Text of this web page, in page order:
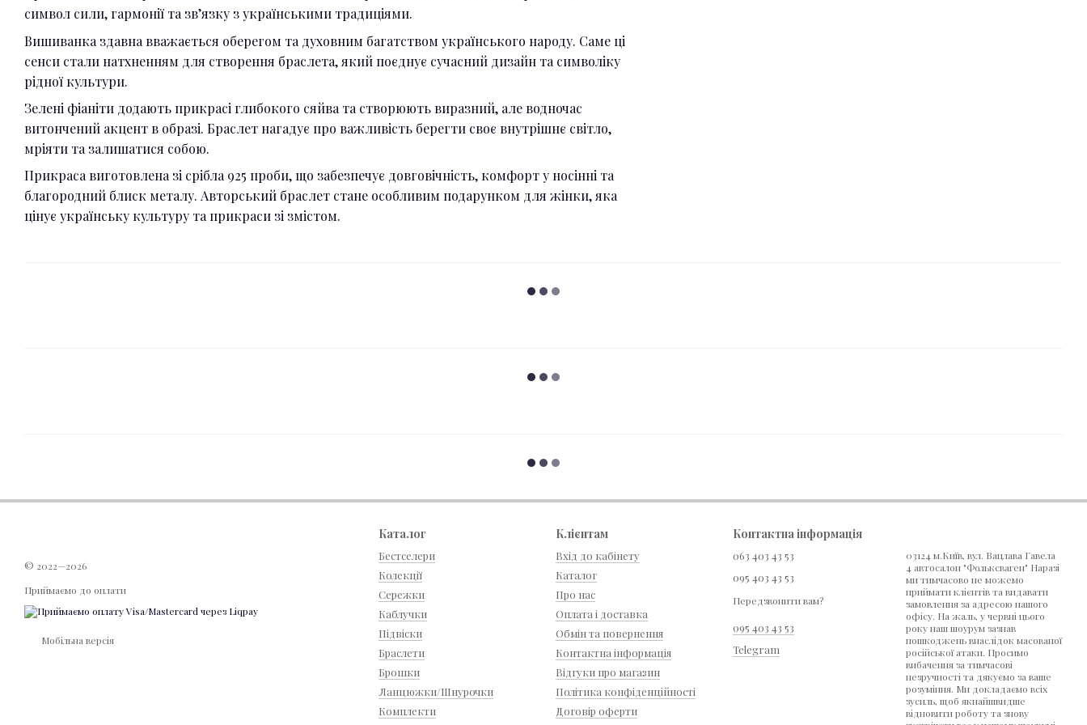
символ сили, гармонії та зв’язку з українськими традиціями.
Вишиванка здавна вважається оберегом та духовним багатством українського народу. Саме ці
сенси стали натхненням для створення браслета, який поєднує сучасний дизайн та символіку
рідної культури.
Зелені фіаніти додають прикрасі глибокого сяйва та створюють виразний, але водночас
витончений акцент в образі. Браслет нагадує про важливість берегти своє внутрішнє світло,
мріяти та залишатися собою.
Прикраса виготовлена зі срібла 925 проби, що забезпечує довговічність, комфорт у носінні та
благородний блиск металу. Авторський браслет стане особливим подарунком для жінки, яка
цінує українську культуру та прикраси зі змістом.
© 2022—2026
Приймаємо до оплати
Мобільна версія
Каталог
Бестселери
Колекції
Сережки
Каблучки
Підвіски
Браслети
Брошки
Ланцюжки/Шнурочки
Комплекти
Клієнтам
Вхід до кабінету
Каталог
Про нас
Оплата і доставка
Обмін та повернення
Контактна інформація
Відгуки про магазин
Політика конфіденційності
Договір оферти
Контактна інформація
063 403 43 53
095 403 43 53
Передзвонити вам?
095 403 43 53
Telegram
03124 м.Київ, вул. Вацлава Гавела
4 автосалон "Фольксваген" Наразі
ми тимчасово не можемо
приймати клієнтів та видавати
замовлення за адресою нашого
офісу. На жаль, у червні цього
року наш шоурум зазнав
пошкоджень внаслідок масованої
російської атаки. Просимо
вибачення за тимчасові
незручності та дякуємо за ваше
розуміння. Ми докладаємо всіх
зусиль, щоб якнайшвидше
відновити роботу та знову